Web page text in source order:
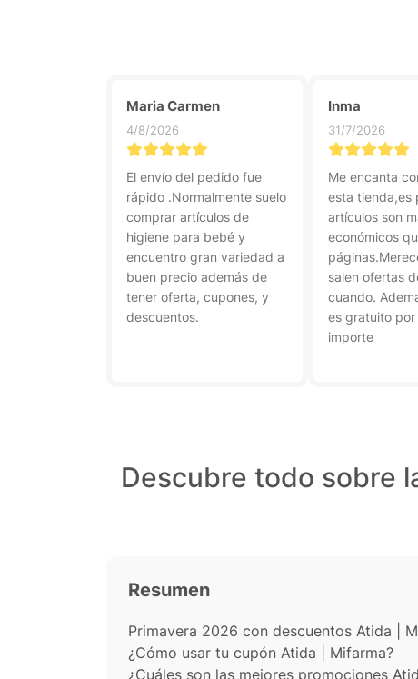
Maria Carmen
4/8/2026
El envío del pedido fue
rápido .Normalmente suelo
comprar artículos de
higiene para bebé y
encuentro gran variedad a
buen precio además de
tener oferta, cupones, y
descuentos.
Inma
31/7/2026
Me encanta
esta tienda,es
artículos son
económicos
salen ofertas
cuando.
es gratuito
importe
Descubre todo sobre
Resumen
Primavera 2026 con descuentos Atida |
¿Cómo usar tu cupón Atida | Mifarma?
¿Cuáles son las mejores promociones